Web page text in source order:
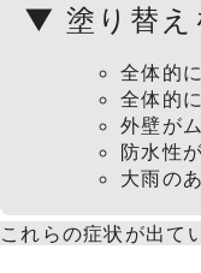
▼ 塗り替え
全体的
全体的
外壁が
防水性
大雨の
これらの症状が出て